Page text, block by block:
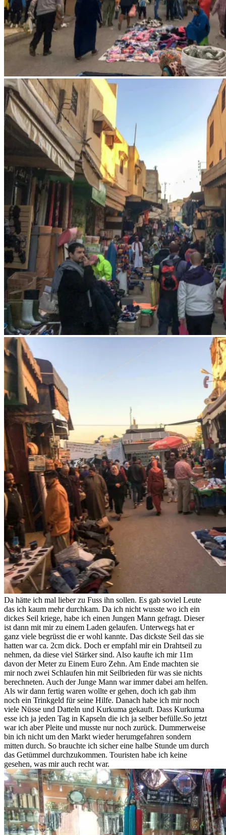
Da hätte ich mal lieber zu Fuss ihn sollen. Es gab soviel Leute
das ich kaum mehr durchkam. Da ich nicht wusste wo ich ein
dickes Seil kriege, habe ich einen Jungen Mann gefragt. Dieser
ist dann mit mir zu einem Laden gelaufen. Unterwegs hat er
ganz viele begrüsst die er wohl kannte. Das dickste Seil das sie
hatten war ca. 2cm dick. Doch er empfahl mir ein Drahtseil zu
nehmen, da diese viel Stärker sind. Also kaufte ich mir 11m
davon der Meter zu Einem Euro Zehn. Am Ende machten sie
mir noch zwei Schlaufen hin mit Seilbrieden für was sie nichts
berechneten. Auch der Junge Mann war immer dabei am helfen.
Als wir dann fertig waren wollte er gehen, doch ich gab ihm
noch ein Trinkgeld für seine Hilfe. Danach habe ich mir noch
viele Nüsse und Datteln und Kurkuma gekauft. Dass Kurkuma
esse ich ja jeden Tag in Kapseln die ich ja selber befülle.So jetzt
war ich aber Pleite und musste nur noch zurück. Dummerweise
bin ich nicht um den Markt wieder herumgefahren sondern
mitten durch. So brauchte ich sicher eine halbe Stunde um durch
das Getümmel durchzukommen. Touristen habe ich keine
gesehen, was mir auch recht war.